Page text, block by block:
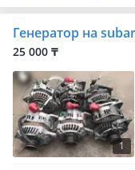
Генератор на
25 000 ₸
1